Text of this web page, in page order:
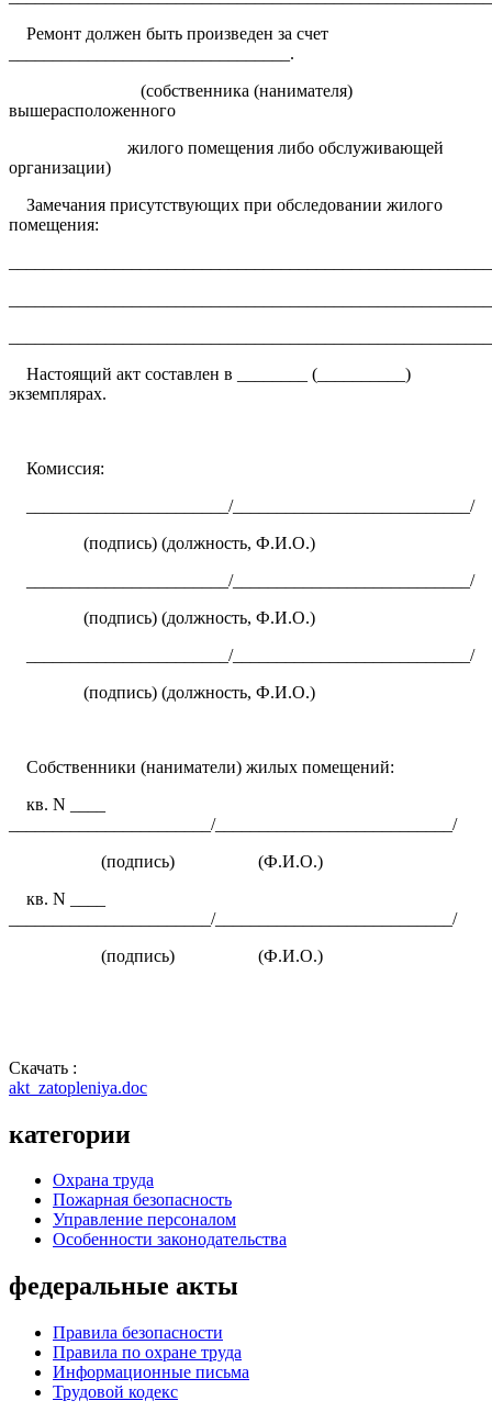
Ремонт должен быть произведен за счет
________________________________.
(собственника (нанимателя)
вышерасположенного
жилого помещения либо обслуживающей
организации)
Замечания присутствующих при обследовании жилого
помещения:
Настоящий акт составлен в ________ (__________)
экземплярах.
Комиссия:
_______________________/___________________________/
(подпись) (должность, Ф.И.О.)
_______________________/___________________________/
(подпись) (должность, Ф.И.О.)
_______________________/___________________________/
(подпись) (должность, Ф.И.О.)
Собственники (наниматели) жилых помещений:
кв. N ____
_______________________/___________________________/
(подпись) (Ф.И.О.)
кв. N ____
_______________________/___________________________/
(подпись) (Ф.И.О.)
Скачать :
akt_zatopleniya.doc
категории
Охрана труда
Пожарная безопасность
Управление персоналом
Особенности законодательства
федеральные акты
Правила безопасности
Правила по охране труда
Информационные письма
Трудовой кодекс